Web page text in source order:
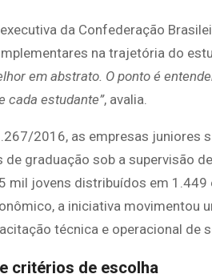
da Confederação
na trajetória do
em abstrato. O ponto é
cada estudante”, avalia.
2016, as empresas
graduação sob a supervisão
mil jovens distribuídos em
a iniciativa
técnica e operacional de
critérios de escolha